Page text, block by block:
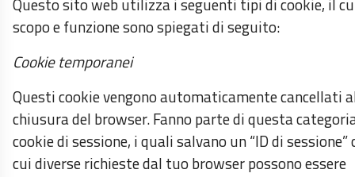
Questo sito web utilizza i seguenti tipi di cookie, il
scopo e funzione sono spiegati di seguito:
Cookie temporanei
Questi cookie vengono automaticamente cancellati
chiusura del browser. Fanno parte di questa
cookie di sessione, i quali salvano un “ID di sessione”
cui diverse richieste dal tuo browser possono essere